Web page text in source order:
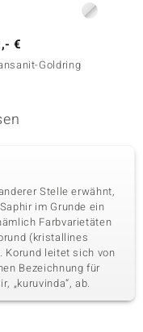
Größe
€
Goldring
Stelle erwähnt,
im Grunde ein
Farbvarietäten
(kristallines
Korund leitet sich von
Bezeichnung für
„kuruvinda“, ab.